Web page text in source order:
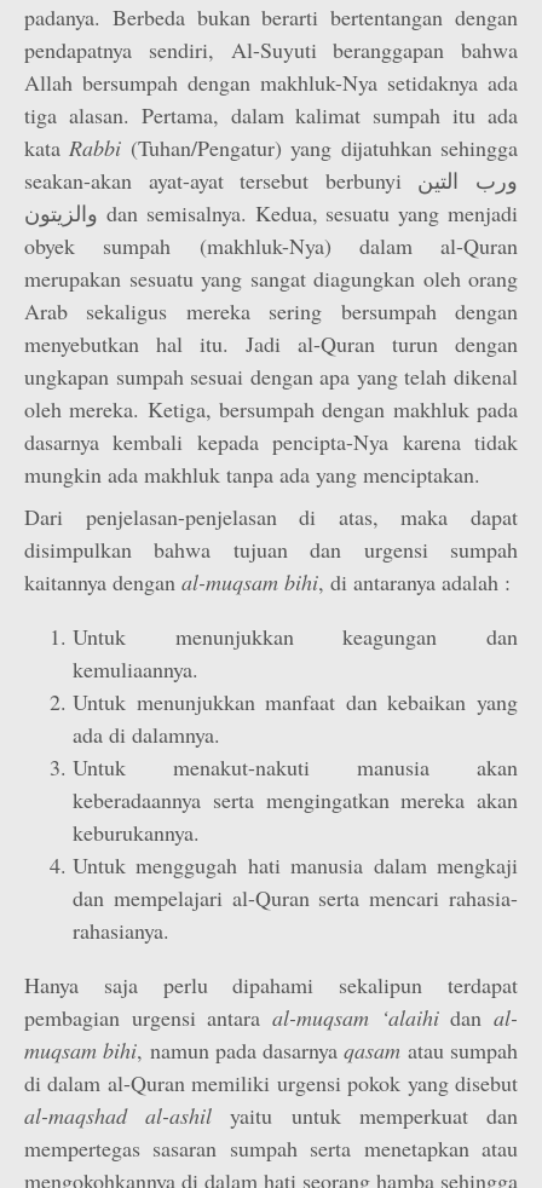
padanya. Berbeda bukan berarti bertentangan dengan
pendapatnya sendiri, Al-Suyuti beranggapan bahwa
Allah bersumpah dengan makhluk-Nya setidaknya ada
tiga alasan. Pertama, dalam kalimat sumpah itu ada
kataRabbi (Tuhan/Pengatur) yang dijatuhkan sehingga
seakan-akan ayat-ayat tersebut berbunyi ورب التين
والزيتون dan semisalnya. Kedua, sesuatu yang menjadi
obyek sumpah (makhluk-Nya) dalam al-Quran
merupakan sesuatu yang sangat diagungkan oleh orang
Arab sekaligus mereka sering bersumpah dengan
menyebutkan hal itu. Jadi al-Quran turun dengan
ungkapan sumpah sesuai dengan apa yang telah dikenal
oleh mereka. Ketiga, bersumpah dengan makhluk pada
dasarnya kembali kepada pencipta-Nya karena tidak
mungkin ada makhluk tanpa ada yang menciptakan.
Dari penjelasan-penjelasan di atas, maka dapat
disimpulkan bahwa tujuan dan urgensi sumpah
kaitannya dengan al-muqsam bihi, di antaranya adalah :
Untuk menunjukkan keagungan dan
kemuliaannya.
Untuk menunjukkan manfaat dan kebaikan yang
ada di dalamnya.
Untuk menakut-nakuti manusia akan
keberadaannya serta mengingatkan mereka akan
keburukannya.
Untuk menggugah hati manusia dalam mengkaji
dan mempelajari al-Quran serta mencari rahasia-
rahasianya.
Hanya saja perlu dipahami sekalipun terdapat
pembagian urgensi antara al-muqsam ‘alaihidanal-
muqsam bihi, namun pada dasarnyaqasam atau sumpah
di dalam al-Quran memiliki urgensi pokok yang disebut
al-maqshad al-ashilyaitu untuk memperkuat dan
mempertegas sasaran sumpah serta menetapkan atau
mengokohkannya di dalam hati seorang hamba sehingga